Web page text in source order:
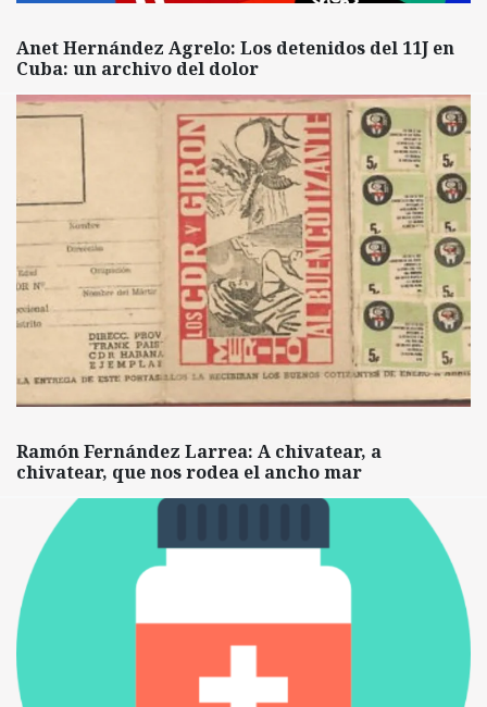
Anet Hernández Agrelo: Los detenidos del 11J en
Cuba: un archivo del dolor
Ramón Fernández Larrea: A chivatear, a
chivatear, que nos rodea el ancho mar